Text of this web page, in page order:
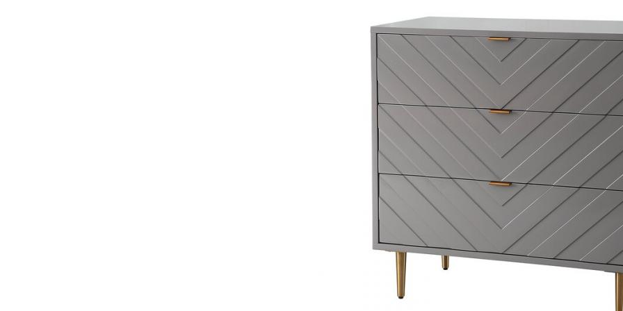
メールとテキストメッセージのご利用に
割引*